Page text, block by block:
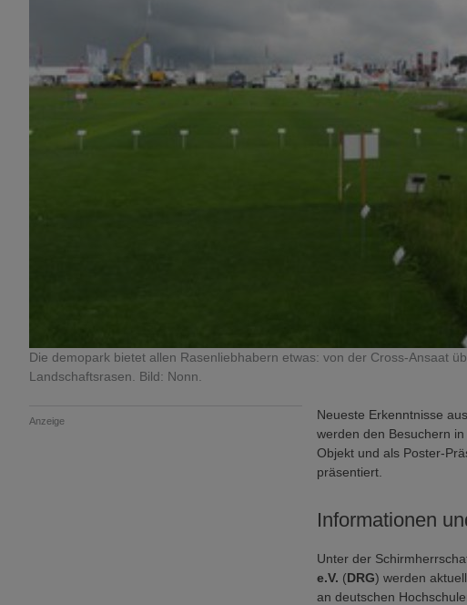
Die demopark bietet allen Rasenliebhabern etwas: von der Cross-Ansaat
Landschaftsrasen. Bild: Nonn.
Anzeige
Neueste Erkenntnisse
werden den Besuchern
Objekt und als Poster-
präsentiert.
Informationen
Unter der
e.V. (DRG) werden
an deutschen